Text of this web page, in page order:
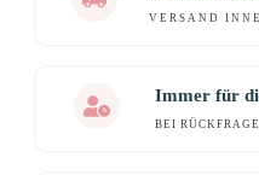
VERSAND
Immer für
BEI